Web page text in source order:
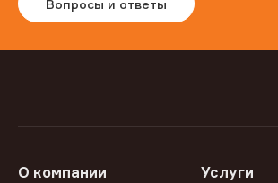
Вопросы и ответы
О компании Услуги